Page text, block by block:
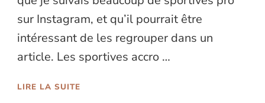
sur Instagram, et qu’il pourrait être
intéressant de les regrouper dans un
article. Les sportives accro …
LIRE LA SUITE